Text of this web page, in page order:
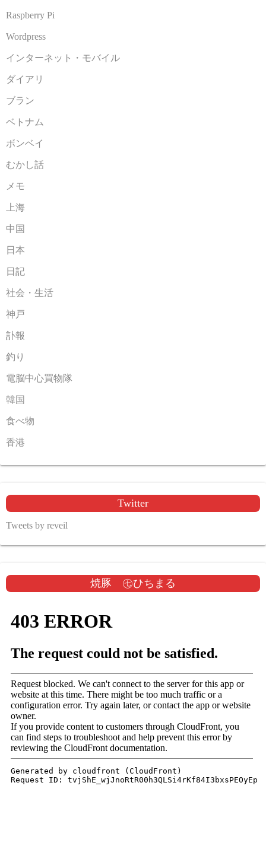
Raspberry Pi
Wordpress
インターネット・モバイル
ダイアリ
ブラン
ベトナム
ボンベイ
むかし話
メモ
上海
中国
日本
日記
社会・生活
神戸
訃報
釣り
電脳中心買物隊
韓国
食べ物
香港
Twitter
Tweets by reveil
焼豚 ㊆ひちまる